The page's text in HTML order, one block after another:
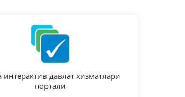
интерактив давлат хизматлари
портали